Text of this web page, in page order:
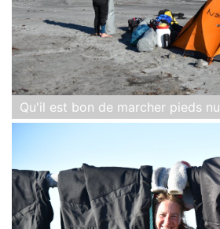
Qu'il est bon de marcher pieds